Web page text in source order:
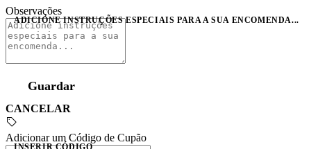
Observações
ADICIONE INSTRUÇÕES ESPECIAIS PARA A SUA ENCOMENDA...
Guardar
CANCELAR
Adicionar um Código de Cupão
INSERIR CÓDIGO